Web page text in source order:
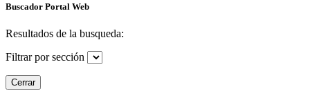
Buscador Portal Web
Resultados de la busqueda:
Filtrar por sección
Cerrar